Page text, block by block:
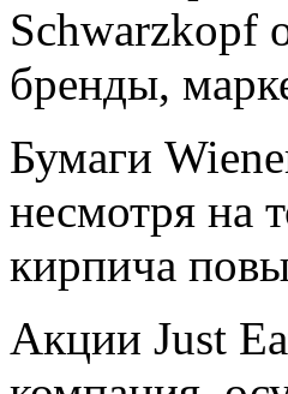
Schwarzkopf
бренды,
Бумаги
несмотря на
кирпича
Акции Just